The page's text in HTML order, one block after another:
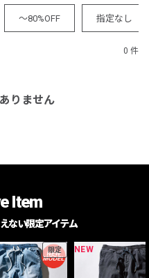
～80%OFF 指定なし
0 件
りません
Item
ない限定アイテム
限定 NEW